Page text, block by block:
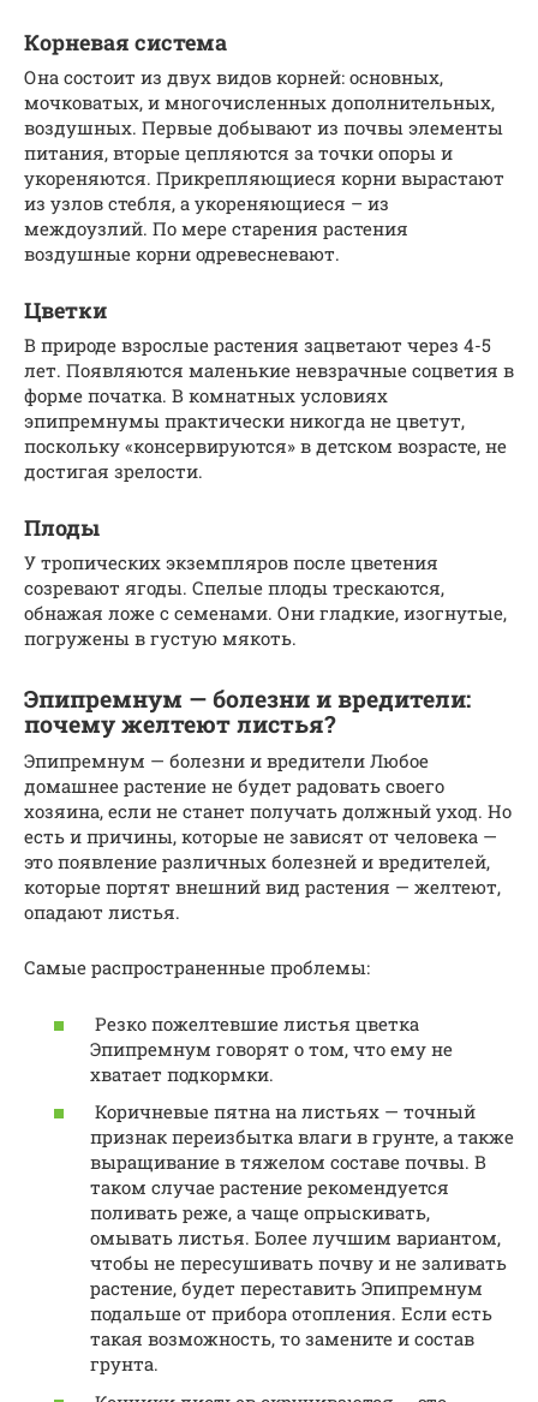
Корневая система
Она состоит из двух видов корней: основных,
мочковатых, и многочисленных дополнительных,
воздушных. Первые добывают из почвы элементы
питания, вторые цепляются за точки опоры и
укореняются. Прикрепляющиеся корни вырастают
из узлов стебля, а укореняющиеся – из
междоузлий. По мере старения растения
воздушные корни одревесневают.
Цветки
В природе взрослые растения зацветают через 4-5
лет. Появляются маленькие невзрачные соцветия в
форме початка. В комнатных условиях
эпипремнумы практически никогда не цветут,
поскольку «консервируются» в детском возрасте, не
достигая зрелости.
Плоды
У тропических экземпляров после цветения
созревают ягоды. Спелые плоды трескаются,
обнажая ложе с семенами. Они гладкие, изогнутые,
погружены в густую мякоть.
Эпипремнум — болезни и вредители:
почему желтеют листья?
Эпипремнум — болезни и вредители Любое
домашнее растение не будет радовать своего
хозяина, если не станет получать должный уход. Но
есть и причины, которые не зависят от человека —
это появление различных болезней и вредителей,
которые портят внешний вид растения — желтеют,
опадают листья.
Самые распространенные проблемы:
Резко пожелтевшие листья цветка
Эпипремнум говорят о том, что ему не
хватает подкормки.
Коричневые пятна на листьях — точный
признак переизбытка влаги в грунте, а также
выращивание в тяжелом составе почвы. В
таком случае растение рекомендуется
поливать реже, а чаще опрыскивать,
омывать листья. Более лучшим вариантом,
чтобы не пересушивать почву и не заливать
растение, будет переставить Эпипремнум
подальше от прибора отопления. Если есть
такая возможность, то замените и состав
грунта.